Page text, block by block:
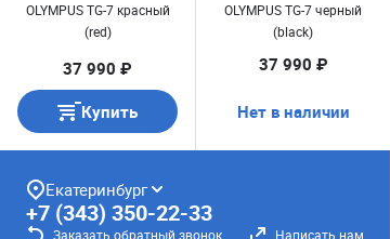
OLYMPUS TG-7 красный
(red)
37 990 ₽
Купить
OLYMPUS TG-7 черный
(black)
37 990 ₽
Нет в наличии
Екатеринбург
+7 (343) 350-22-33
Заказать обратный звонок Написать нам